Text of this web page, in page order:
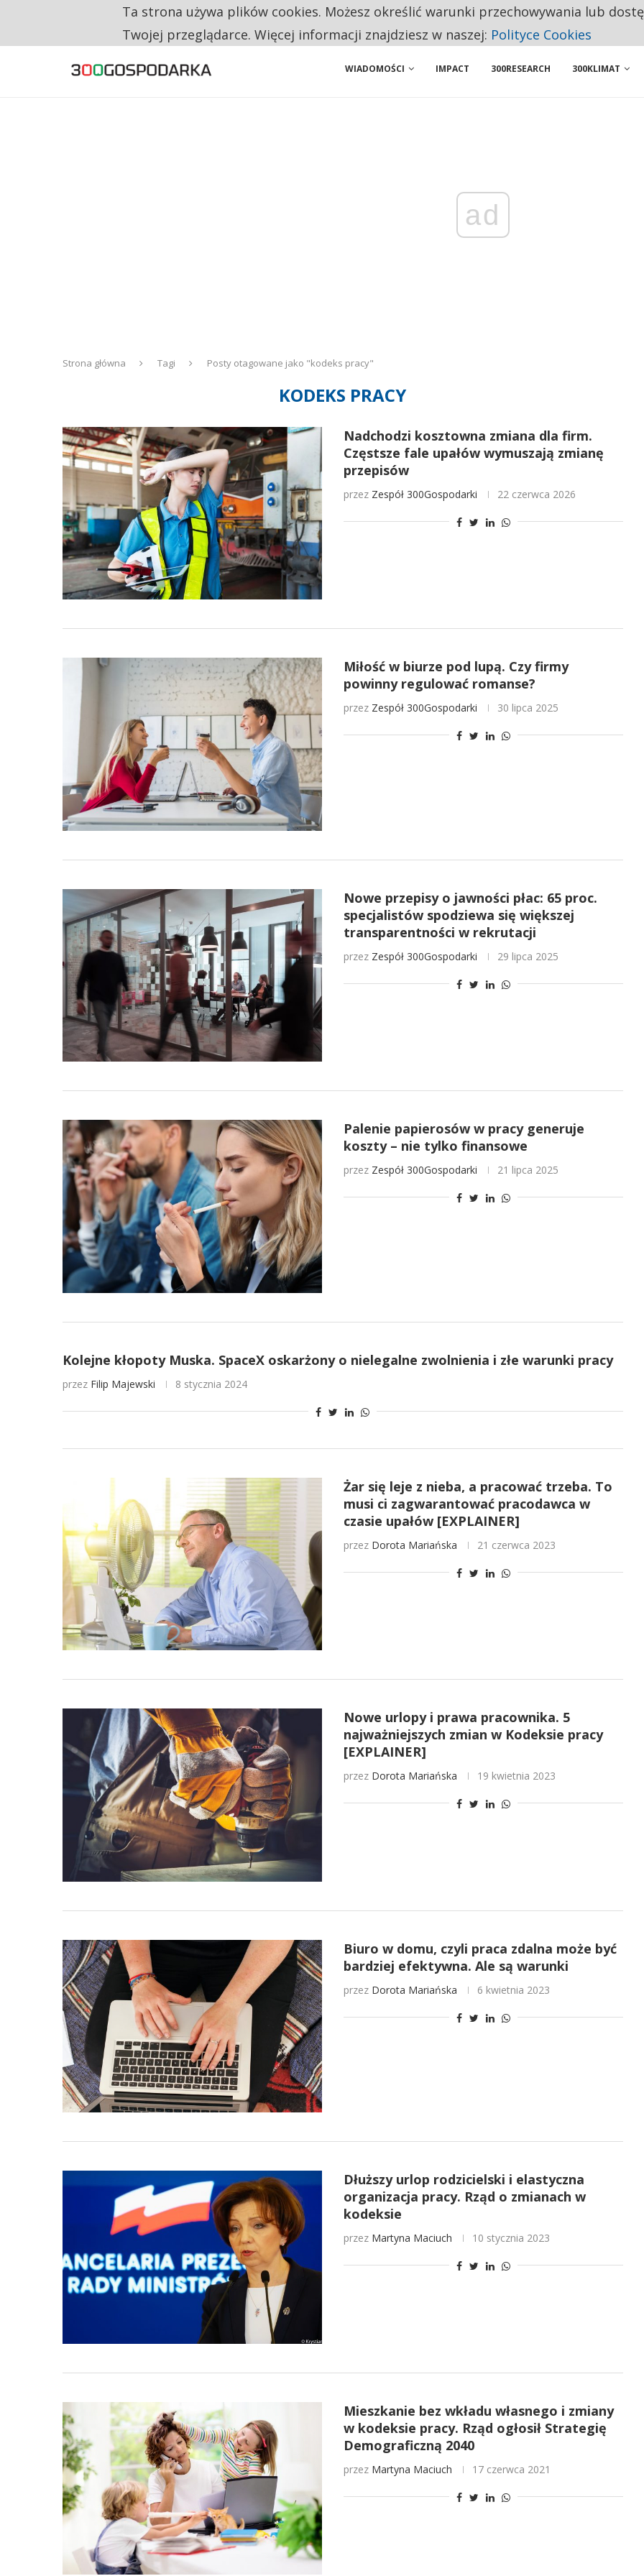
CO TRZECIĄ ZŁOTÓWKĘ Z EMERYTURY SENIORZY PRZEZNACZAJĄ NA PODSTAWOWE ZAKUPY
WIADOMOŚCI IMPACT 300RESEARCH 300KLIMAT
ad
Strona główna Tagi Posty otagowane jako "kodeks pracy"
KODEKS PRACY
Nadchodzi kosztowna zmiana dla firm.
Częstsze fale upałów wymuszają zmianę
przepisów
przez Zespół 300Gospodarki 22 czerwca 2026
Miłość w biurze pod lupą. Czy firmy
powinny regulować romanse?
przez Zespół 300Gospodarki 30 lipca 2025
Nowe przepisy o jawności płac: 65 proc.
specjalistów spodziewa się większej
transparentności w rekrutacji
przez Zespół 300Gospodarki 29 lipca 2025
Palenie papierosów w pracy generuje
koszty – nie tylko finansowe
przez Zespół 300Gospodarki 21 lipca 2025
Kolejne kłopoty Muska. SpaceX oskarżony o nielegalne zwolnienia i złe warunki pracy
przez Filip Majewski 8 stycznia 2024
Żar się leje z nieba, a pracować trzeba. To
musi ci zagwarantować pracodawca w
czasie upałów [EXPLAINER]
przez Dorota Mariańska 21 czerwca 2023
Nowe urlopy i prawa pracownika. 5
najważniejszych zmian w Kodeksie pracy
[EXPLAINER]
przez Dorota Mariańska 19 kwietnia 2023
Biuro w domu, czyli praca zdalna może być
bardziej efektywna. Ale są warunki
przez Dorota Mariańska 6 kwietnia 2023
Dłuższy urlop rodzicielski i elastyczna
organizacja pracy. Rząd o zmianach w
kodeksie
przez Martyna Maciuch 10 stycznia 2023
Mieszkanie bez wkładu własnego i zmiany
w kodeksie pracy. Rząd ogłosił Strategię
Demograficzną 2040
przez Martyna Maciuch 17 czerwca 2021
Ta strona używa plików cookies. Możesz określić warunki przechowywania lub
Twojej przeglądarce. Więcej informacji znajdziesz w naszej: Polityce Cookies